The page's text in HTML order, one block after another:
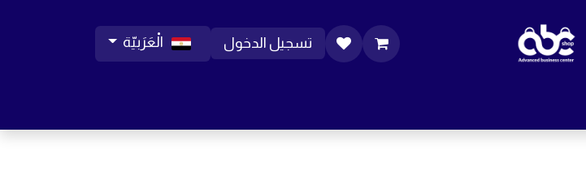
تسجيل الدخول الْعَرَبيّة